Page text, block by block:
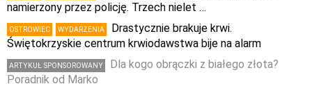
namierzony przez policję. Trzech nielet …
OSTROWIEC WYDARZENIA
Drastycznie brakuje krwi.
Świętokrzyskie centrum krwiodawstwa bije na alarm
ARTYKUŁ SPONSOROWANY
Dla kogo obrączki z białego złota?
Poradnik od Marko